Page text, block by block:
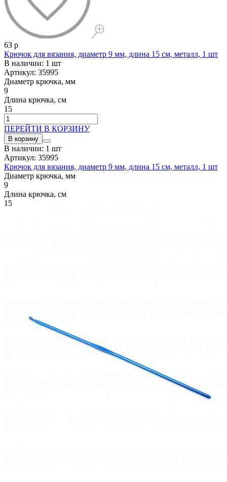
63 р
Крючок для вязания, диаметр 9 мм, длина 15 см, металл, 1 шт
В наличии: 1 шт
Артикул: 35995
Диаметр крючка, мм
9
Длина крючка, см
15
ПЕРЕЙТИ В КОРЗИНУ
В корзину
В наличии: 1 шт
Артикул: 35995
Крючок для вязания, диаметр 9 мм, длина 15 см, металл, 1 шт
Диаметр крючка, мм
9
Длина крючка, см
15